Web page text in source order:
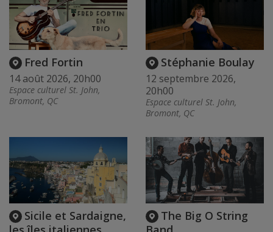
Fred Fortin
14 août 2026, 20h00
Espace culturel St. John,
Bromont, QC
Stéphanie Boulay
12 septembre 2026,
20h00
Espace culturel St. John,
Bromont, QC
Sicile et Sardaigne,
The Big O String